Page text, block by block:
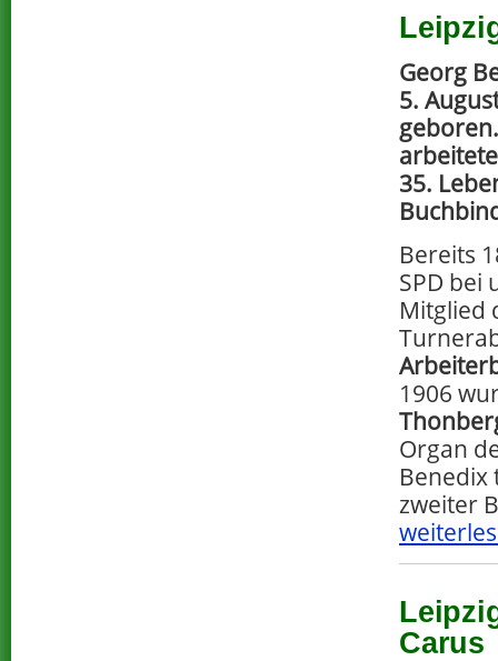
Georg
5.
35.
Bereits
SPD bei
Mitglied
1906
Organ
Benedix
zweiter
Carus